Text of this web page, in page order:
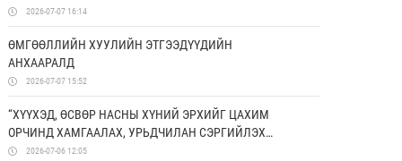
2026-07-07 16:14
ӨМГӨӨЛЛИЙН ХУУЛИЙН ЭТГЭЭДҮҮДИЙН
АНХААРАЛД
2026-07-07 15:52
“ХҮҮХЭД, ӨСВӨР НАСНЫ ХҮНИЙ ЭРХИЙГ ЦАХИМ
ОРЧИНД ХАМГААЛАХ, УРЬДЧИЛАН СЭРГИЙЛЭХ
БОЛОН ЭРХ ЗҮЙН МЭДЛЭГИЙГ НЭМЭГДҮҮЛЭХ НЬ”
2026-07-06 12:05